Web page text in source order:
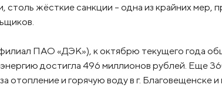
столь жёсткие санкции – одна из крайних мер,
ПАО «ДЭК»), к октябрю текущего года
достигла 496 миллионов рублей. Еще
отопление и горячую воду в г. Благовещенске